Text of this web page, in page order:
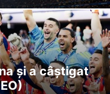
și a câștigat